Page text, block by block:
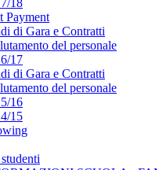
18
Payment
di Gara e Contratti
del personale
17
di Gara e Contratti
del personale
16
15